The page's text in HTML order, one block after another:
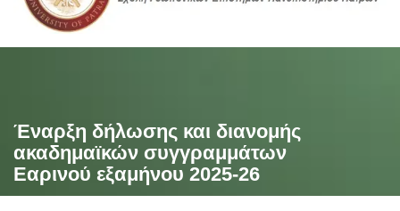
Έναρξη δήλωσης και διανομής
ακαδημαϊκών συγγραμμάτων
Εαρινού εξαμήνου 2025-26